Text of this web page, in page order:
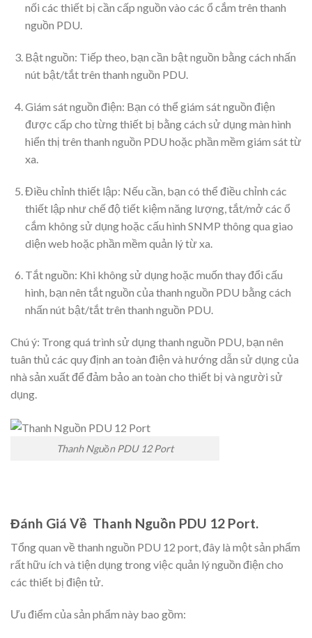
nối các thiết bị cần cấp nguồn vào các ổ cắm trên thanh
nguồn PDU.
Bật nguồn: Tiếp theo, bạn cần bật nguồn bằng cách nhấn
nút bật/tắt trên thanh nguồn PDU.
Giám sát nguồn điện: Bạn có thể giám sát nguồn điện
được cấp cho từng thiết bị bằng cách sử dụng màn hình
hiển thị trên thanh nguồn PDU hoặc phần mềm giám sát từ
xa.
Điều chỉnh thiết lập: Nếu cần, bạn có thể điều chỉnh các
thiết lập như chế độ tiết kiệm năng lượng, tắt/mở các ổ
cắm không sử dụng hoặc cấu hình SNMP thông qua giao
diện web hoặc phần mềm quản lý từ xa.
Tắt nguồn: Khi không sử dụng hoặc muốn thay đổi cấu
hình, bạn nên tắt nguồn của thanh nguồn PDU bằng cách
nhấn nút bật/tắt trên thanh nguồn PDU.
Chú ý: Trong quá trình sử dụng thanh nguồn PDU, bạn nên
tuân thủ các quy định an toàn điện và hướng dẫn sử dụng của
nhà sản xuất để đảm bảo an toàn cho thiết bị và người sử
dụng.
Thanh Nguồn PDU 12 Port
Đánh Giá Về Thanh Nguồn PDU 12 Port.
Tổng quan về thanh nguồn PDU 12 port, đây là một sản phẩm
rất hữu ích và tiện dụng trong việc quản lý nguồn điện cho
các thiết bị điện tử.
Ưu điểm của sản phẩm này bao gồm: